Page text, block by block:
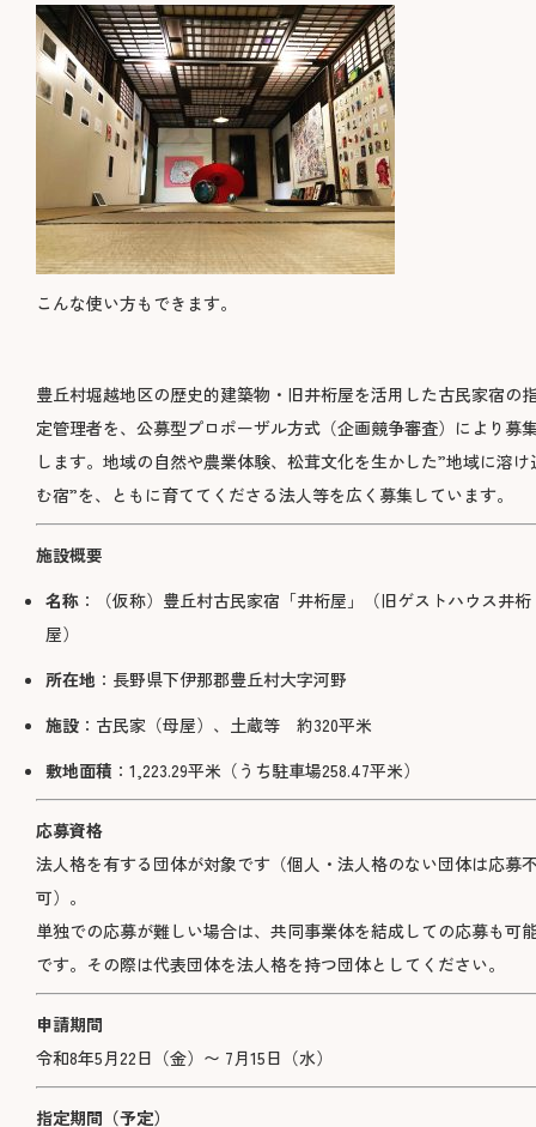
こんな使い方もできます。
豊丘村堀越地区の歴史的建築物・旧井桁屋を活用した古民家宿の
定管理者を、公募型プロポーザル方式（企画競争審査）により募
します。地域の自然や農業体験、松茸文化を生かした”地域に溶け
む宿”を、ともに育ててくださる法人等を広く募集しています。
施設概要
名称 ：（仮称）豊丘村古民家宿「井桁屋」（旧ゲストハウス井桁
屋）
所在地 ：長野県下伊那郡豊丘村大字河野
施設 ：古民家（母屋）、土蔵等 約320平米
敷地面積 ：1,223.29平米（うち駐車場258.47平米）
応募資格
法人格を有する団体が対象です（個人・法人格のない団体は応募
可）。
単独での応募が難しい場合は、共同事業体を結成しての応募も可
です。その際は代表団体を法人格を持つ団体としてください。
申請期間
令和8年5月22日（金）〜 7月15日（水）
指定期間（予定）